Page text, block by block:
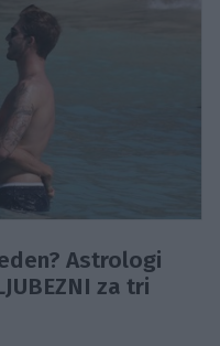
Astrologi
za tri